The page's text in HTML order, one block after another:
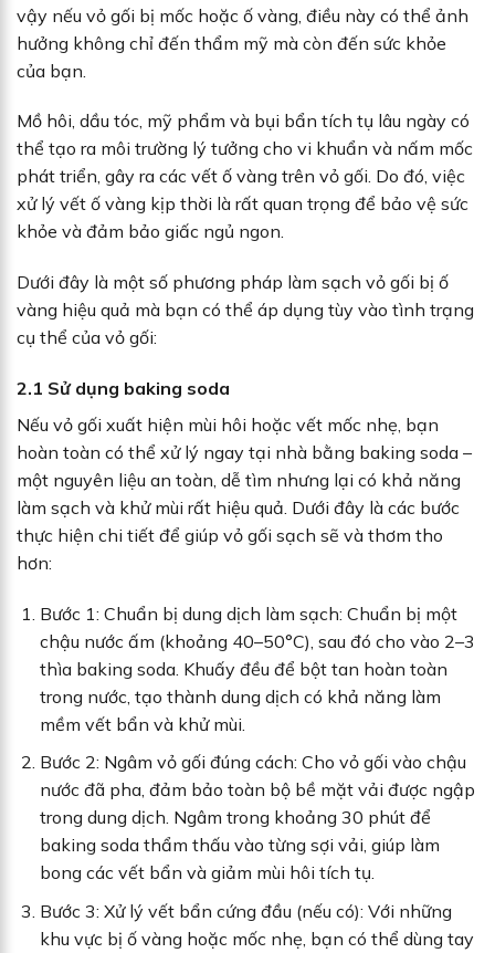
vậy nếu vỏ gối bị mốc hoặc ố vàng, điều này có thể ảnh
hưởng không chỉ đến thẩm mỹ mà còn đến sức khỏe
của bạn.
Mồ hôi, dầu tóc, mỹ phẩm và bụi bẩn tích tụ lâu ngày có
thể tạo ra môi trường lý tưởng cho vi khuẩn và nấm mốc
phát triển, gây ra các vết ố vàng trên vỏ gối. Do đó, việc
xử lý vết ố vàng kịp thời là rất quan trọng để bảo vệ sức
khỏe và đảm bảo giấc ngủ ngon.
Dưới đây là một số phương pháp làm sạch vỏ gối bị ố
vàng hiệu quả mà bạn có thể áp dụng tùy vào tình trạng
cụ thể của vỏ gối:
2.1 Sử dụng baking soda
Nếu vỏ gối xuất hiện mùi hôi hoặc vết mốc nhẹ, bạn
hoàn toàn có thể xử lý ngay tại nhà bằng baking soda –
một nguyên liệu an toàn, dễ tìm nhưng lại có khả năng
làm sạch và khử mùi rất hiệu quả. Dưới đây là các bước
thực hiện chi tiết để giúp vỏ gối sạch sẽ và thơm tho
hơn:
Bước 1: Chuẩn bị dung dịch làm sạch: Chuẩn bị một
chậu nước ấm (khoảng 40–50°C), sau đó cho vào 2–3
thìa baking soda. Khuấy đều để bột tan hoàn toàn
trong nước, tạo thành dung dịch có khả năng làm
mềm vết bẩn và khử mùi.
Bước 2: Ngâm vỏ gối đúng cách: Cho vỏ gối vào chậu
nước đã pha, đảm bảo toàn bộ bề mặt vải được ngập
trong dung dịch. Ngâm trong khoảng 30 phút để
baking soda thẩm thấu vào từng sợi vải, giúp làm
bong các vết bẩn và giảm mùi hôi tích tụ.
Bước 3: Xử lý vết bẩn cứng đầu (nếu có): Với những
khu vực bị ố vàng hoặc mốc nhẹ, bạn có thể dùng tay